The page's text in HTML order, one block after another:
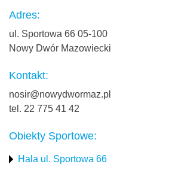
Adres:
ul. Sportowa 66 05-100
Nowy Dwór Mazowiecki
Kontakt:
nosir@nowydwormaz.pl
tel. 22 775 41 42
Obiekty Sportowe:
Hala ul. Sportowa 66